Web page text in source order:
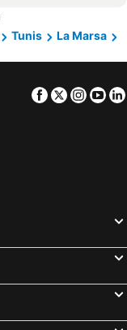
Tunis
La Marsa
Facebook
Twitter